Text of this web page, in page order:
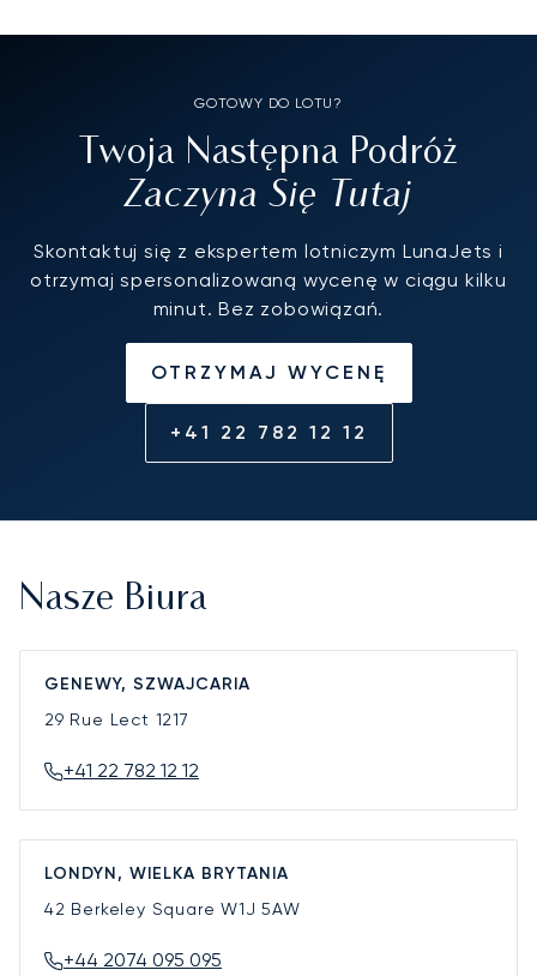
GOTOWY DO LOTU?
Twoja Następna Podróż
Zaczyna Się Tutaj
Skontaktuj się z ekspertem lotniczym LunaJets i
otrzymaj spersonalizowaną wycenę w ciągu kilku
minut. Bez zobowiązań.
OTRZYMAJ WYCENĘ
+41 22 782 12 12
Nasze Biura
GENEWY, SZWAJCARIA
29 Rue Lect 1217
+41 22 782 12 12
LONDYN, WIELKA BRYTANIA
42 Berkeley SquareW1J 5AW
+44 2074 095 095